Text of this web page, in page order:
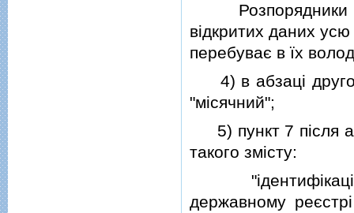
Розпорядники
вiдкритих даних
перебуває в їх
4) в абзацi
"мiсячний";
5) пункт 7 пiсля
такого змiсту:
державному